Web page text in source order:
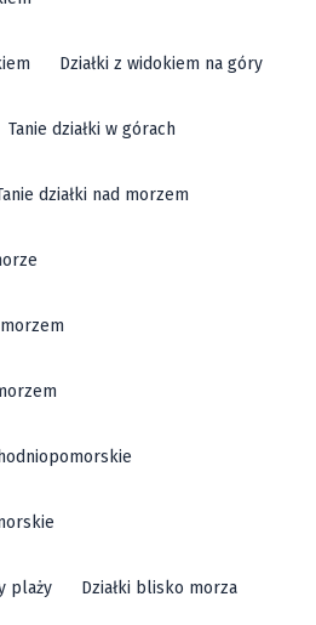
Działki z widokiem na góry
Tanie działki w górach
działki nad morzem
plaży Działki blisko morza